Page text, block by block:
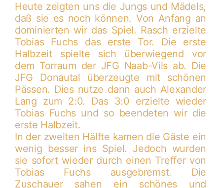
Donautal
–
JFG
Naab-
Vils
7:1
Heute zeigten uns die Jungs und Mädels,
daß sie es noch können. Von Anfang an
dominierten wir das Spiel. Rasch erzielte
Tobias Fuchs das erste Tor. Die erste
Halbzeit spielte sich überwiegend vor
dem Torraum der JFG Naab-Vils ab. Die
JFG Donautal überzeugte mit schönen
Pässen. Dies nutze dann auch Alexander
Lang zum 2:0. Das 3:0 erzielte wieder
Tobias Fuchs und so beendeten wir die
erste Halbzeit.
In der zweiten Hälfte kamen die Gäste ein
wenig besser ins Spiel. Jedoch wurden
sie sofort wieder durch einen Treffer von
Tobias Fuchs ausgebremst. Die
Zuschauer sahen ein schönes und